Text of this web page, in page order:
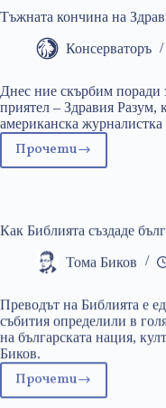
бъде
мениджър?
Тъжната кончина на
Консерваторъ
Днес ние скърбим поради
приятел – Здравия Разум,
американска
ПрочетиТъжната
Разум
Как Библията създаде
Тома Биков
Преводът на Библията е
събития определили в
на българската нация,
Биков.
Прочети
Как